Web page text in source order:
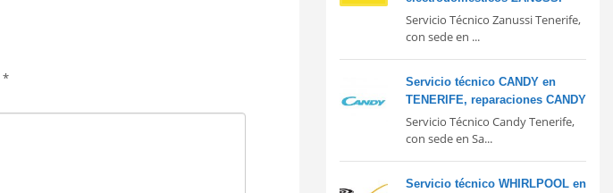
*
Servicio Técnico Zanussi Tenerife,
con sede en ...
Servicio técnico CANDY en
TENERIFE, reparaciones CANDY
Servicio Técnico Candy Tenerife,
con sede en Sa...
Servicio técnico WHIRLPOOL en